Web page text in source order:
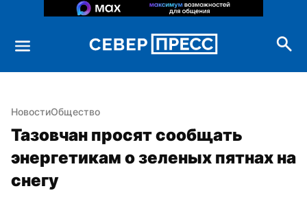
НовостиОбщество
Тазовчан просят сообщать
энергетикам о зеленых пятнах на
снегу